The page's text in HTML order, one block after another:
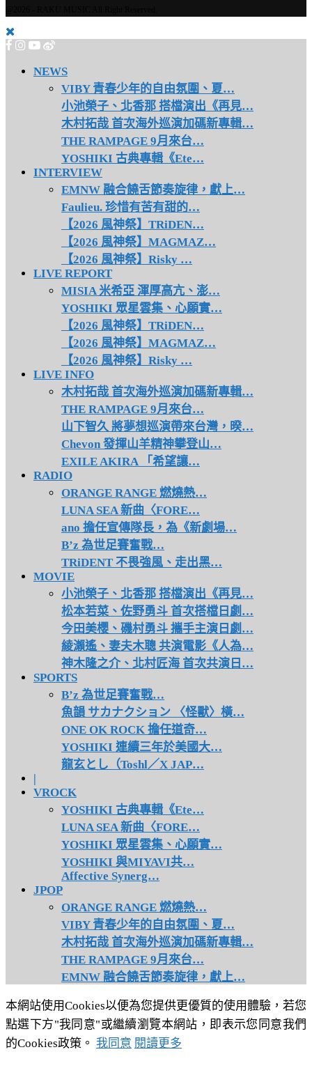
NEWS
VIBY 青春少年的自由氛圍、夏…
小池榮子、北香那 搭檔演出《再見…
木村拓哉 首次海外巡演加碼新專輯…
THE RAMPAGE 9月來台…
YOSHIKI 古典專輯《Ete…
INTERVIEW
EMNW 融合饒舌節奏旋律，獻上…
Faulieu. 珍惜有苦有甜的…
【2026 風神祭】TRiDEN…
【2026 風神祭】MAGMAZ…
【2026 風神祭】Risky …
LIVE REPORT
MISIA 米希亞 渾厚高亢、澎…
YOSHIKI 眾星雲集、心願實…
【2026 風神祭】TRiDEN…
【2026 風神祭】MAGMAZ…
【2026 風神祭】Risky …
LIVE INFO
木村拓哉 首次海外巡演加碼新專輯…
THE RAMPAGE 9月來台…
山下智久 將夢想巡演帶來台灣，暌…
Chevon 發揮山羊精神攀登山…
EXILE AKIRA 「希望讓…
RADIO
ORANGE RANGE 燃燒熱…
LUNA SEA 新曲〈FORE…
ano 擔任宣傳隊長，為《新劇場…
B’z 為世足賽奮戰…
TRiDENT 不畏強風、走出黑…
MOVIE
小池榮子、北香那 搭檔演出《再見…
松本若菜、佐野勇斗 首次搭檔日劇…
今田美櫻、磯村勇斗 攜手主演日劇…
綾瀨遙、妻夫木聰 共演電影《人為…
神木隆之介、北村匠海 首次共演日…
SPORTS
B’z 為世足賽奮戰…
魚韻 サカナクション 〈怪獸〉橫…
ONE OK ROCK 擔任道奇…
YOSHIKI 連續三年於美國大…
龍玄とし（Toshl／X JAP…
|
VROCK
YOSHIKI 古典專輯《Ete…
LUNA SEA 新曲〈FORE…
YOSHIKI 眾星雲集、心願實…
YOSHIKI 與MIYAVI共…
Affective Synerg…
JPOP
ORANGE RANGE 燃燒熱…
VIBY 青春少年的自由氛圍、夏…
木村拓哉 首次海外巡演加碼新專輯…
THE RAMPAGE 9月來台…
EMNW 融合饒舌節奏旋律，獻上…
本網站使用Cookies以便為您提供更優質的使用體驗，若您
點選下方"我同意"或繼續瀏覽本網站，即表示您同意我們
的Cookies政策。 我同意 閱讀更多